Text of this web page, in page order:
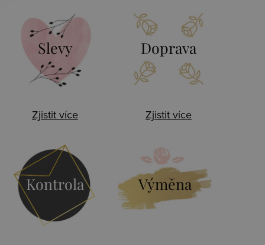
Slevy
Zjistit více
Doprava
Zjistit více
Kontrola Výměna